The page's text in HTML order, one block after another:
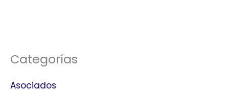
Categorías
Asociados